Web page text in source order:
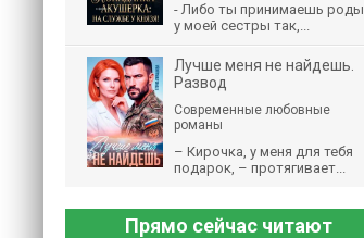
- Либо ты принимаешь роды
у моей сестры так,...
Лучше меня не найдешь.
Развод
Современные любовные
романы
– Кирочка, у меня для тебя
подарок, – протягивает...
Прямо сейчас читают